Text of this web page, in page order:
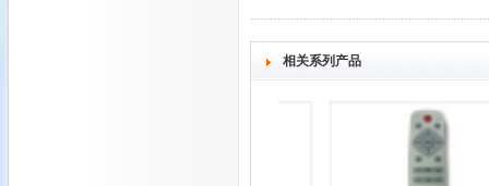
相关系列产品